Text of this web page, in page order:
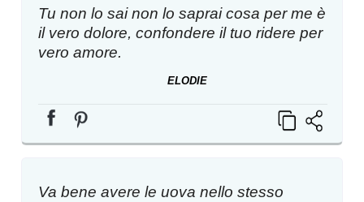
Tu non lo sai non lo saprai cosa per me è
il vero dolore, confondere il tuo ridere per
vero amore.
ELODIE
Va bene avere le uova nello stesso